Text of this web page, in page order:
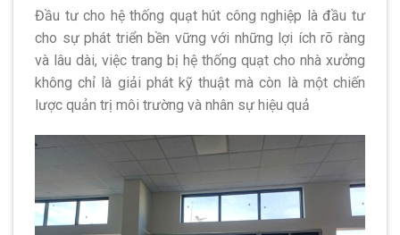
Đầu tư cho hệ thống quạt hút công nghiệp là đầu tư
cho sự phát triển bền vững với những lợi ích rõ ràng
và lâu dài, việc trang bị hệ thống quạt cho nhà xưởng
không chỉ là giải phát kỹ thuật mà còn là một chiến
lược quản trị môi trường và nhân sự hiệu quả